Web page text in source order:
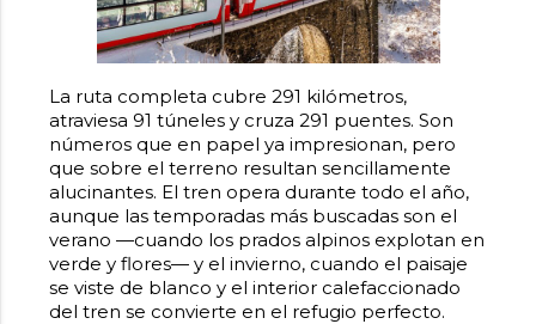
La ruta completa cubre 291 kilómetros,
atraviesa 91 túneles y cruza 291 puentes. Son
números que en papel ya impresionan, pero
que sobre el terreno resultan sencillamente
alucinantes. El tren opera durante todo el año,
aunque las temporadas más buscadas son el
verano —cuando los prados alpinos explotan en
verde y flores— y el invierno, cuando el paisaje
se viste de blanco y el interior calefaccionado
del tren se convierte en el refugio perfecto.